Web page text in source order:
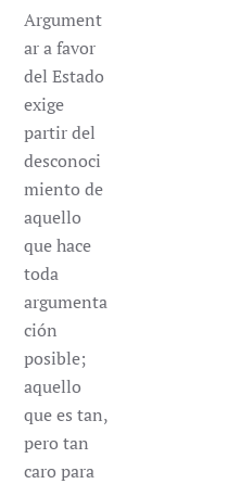
Argument
ar a favor
del Estado
exige
partir del
desconoci
miento de
aquello
que hace
toda
argumenta
ción
posible;
aquello
que es tan,
pero tan
caro para